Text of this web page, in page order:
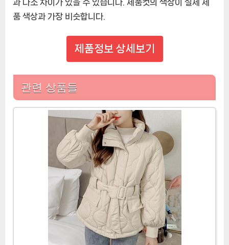
과 다소 차이가 있을 수 있습니다. 제품컷의 색상이 실제 제
품 색상과 가장 비슷합니다.
제품정보 상세보기
관련 상품들